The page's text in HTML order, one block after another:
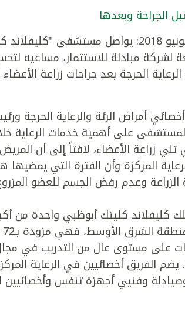
الجراحة وبعدها
أبوظبي، دولة الإمارات العربية المتحدة، في 19 يونيو 2018:
لشركة مبادلة للاستثمار، مساعيه
الحرجة بعد جراحات زراعة
أمراض الرئة والرعاية الحرجة
على أهمية خدمات الرعاية
تلي زراعة الأعضاء، لافتاً إلى أن
المركزة وأن الفترة التي يمضيها
وعدم رفض الجسم للعضو
كليفلاند كلينك أبوظبي واحدة من
على مستوى عال من التدريب في
يضم الفريق أخصائيين في الرعاية
وفنيي أجهزة تنفس وأخصائيين